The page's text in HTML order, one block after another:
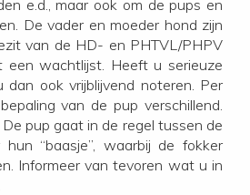
e.d., maar ook om de pups en
De vader en moeder hond zijn
van de HD- en PHTVL/PHPV
een wachtlijst. Heeft u serieuze
dan ook vrijblijvend noteren. Per
van de pup verschillend.
pup gaat in de regel tussen de
“baasje”, waarbij de fokker
Informeer van tevoren wat u in